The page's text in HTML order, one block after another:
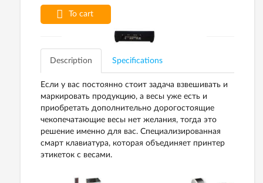
To cart
Description Specifications
Если у вас постоянно стоит задача взвешивать и
маркировать продукцию, а весы уже есть и
приобретать дополнительно дорогостоящие
чекопечатающие весы нет желания, тогда это
решение именно для вас. Специализированная
смарт клавиатура, которая объединяет принтер
этикеток с весами.